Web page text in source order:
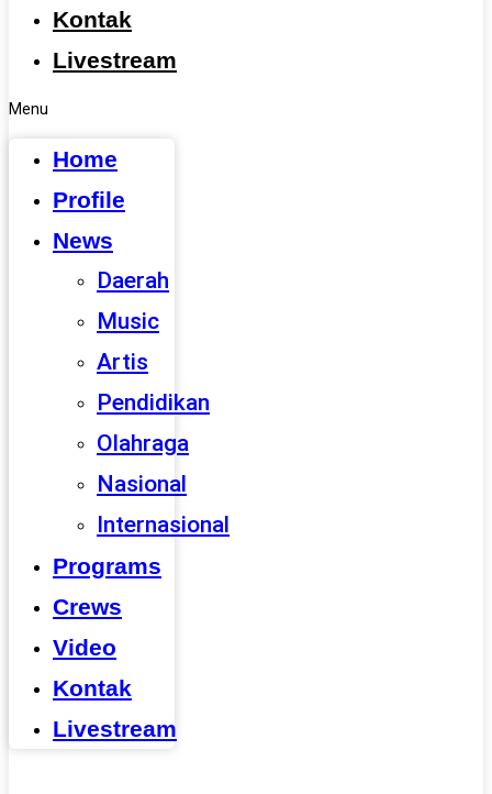
Kontak
Livestream
Menu
Home
Profile
News
Daerah
Music
Artis
Pendidikan
Olahraga
Nasional
Internasional
Programs
Crews
Video
Kontak
Livestream